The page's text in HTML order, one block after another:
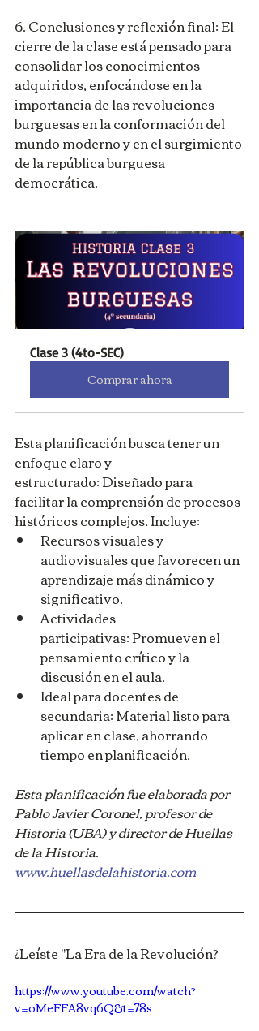
6. Conclusiones y reflexión final: El
cierre de la clase está pensado para
consolidar los conocimientos
adquiridos, enfocándose en la
importancia de las revoluciones
burguesas en la conformación del
mundo moderno y en el surgimiento
de la república burguesa
democrática.
Clase 3 (4to-SEC)
Comprar ahora
Esta planificación busca tener un
enfoque claro y
estructurado: Diseñado para
facilitar la comprensión de procesos
históricos complejos. Incluye:
Recursos visuales y
audiovisuales que favorecen un
aprendizaje más dinámico y
significativo.
Actividades
participativas: Promueven el
pensamiento crítico y la
discusión en el aula.
Ideal para docentes de
secundaria: Material listo para
aplicar en clase, ahorrando
tiempo en planificación.
Esta planificación fue elaborada por
Pablo Javier Coronel, profesor de
Historia (UBA) y director de Huellas
de la Historia.
www.huellasdelahistoria.com
¿Leíste "La Era de la Revolución?
https://www.youtube.com/watch?
v=oMeFFA8vq6Q&t=78s